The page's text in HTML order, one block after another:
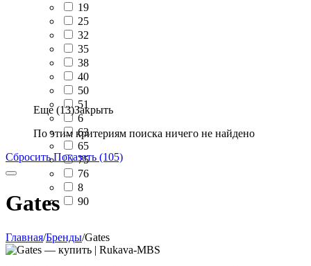
19
25
32
35
38
40
50
51
6
63
65
75
76
8
90
Еще (13)Закрыть
По этим критериям поиска ничего не найдено
Сбросить Показать (105)
Gates
Главная/Бренды/Gates